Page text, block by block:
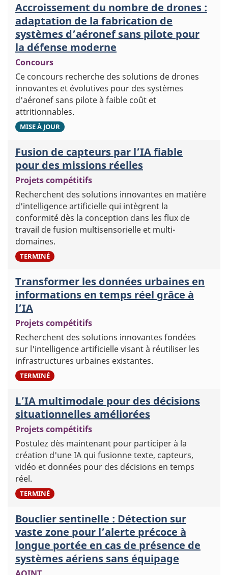
Accroissement du nombre de drones :
adaptation de la fabrication de
systèmes d’aéronef sans pilote pour
la défense moderne
Concours
Ce concours recherche des solutions de drones
innovantes et évolutives pour des systèmes
d'aéronef sans pilote à faible coût et
attritionnables.
3 MISE À JOUR
Fusion de capteurs par l’IA fiable
pour des missions réelles
Projets compétitifs
Recherchent des solutions innovantes en matière
d'intelligence artificielle qui intègrent la
conformité dès la conception dans les flux de
travail de fusion multisensorielle et multi-
domaines.
3TERMINÉ
Transformer les données urbaines en
informations en temps réel grâce à
l’IA
Projets compétitifs
Recherchent des solutions innovantes fondées
sur l'intelligence artificielle visant à réutiliser les
infrastructures urbaines existantes.
3TERMINÉ
L’IA multimodale pour des décisions
situationnelles améliorées
Projets compétitifs
Postulez dès maintenant pour participer à la
création d'une IA qui fusionne texte, capteurs,
vidéo et données pour des décisions en temps
réel.
5TERMINÉ
Bouclier sentinelle : Détection sur
vaste zone pour l’alerte précoce à
longue portée en cas de présence de
systèmes aériens sans équipage